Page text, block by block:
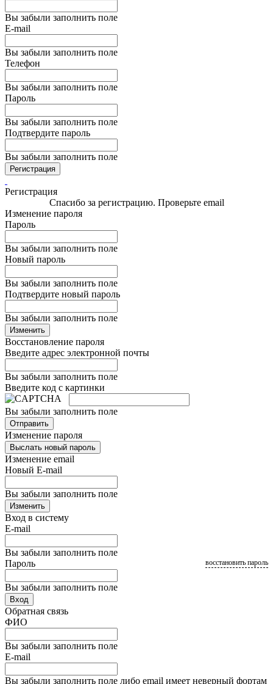
Вы забыли заполнить поле
E-mail
Вы забыли заполнить поле
Телефон
Вы забыли заполнить поле
Пароль
Вы забыли заполнить поле
Подтвердите пароль
Вы забыли заполнить поле
Регистрация
Регистрация
Спасибо за регистрацию. Проверьте email
Изменение пароля
Пароль
Вы забыли заполнить поле
Новый пароль
Вы забыли заполнить поле
Подтвердите новый пароль
Вы забыли заполнить поле
Изменить
Восстановление пароля
Введите адрес электронной почты
Вы забыли заполнить поле
Введите код с картинки
Вы забыли заполнить поле
Отправить
Изменение пароля
Выслать новый пароль
Изменение email
Новый E-mail
Вы забыли заполнить поле
Изменить
Вход в систему
E-mail
Вы забыли заполнить поле
Пароль
Вы забыли заполнить поле
восстановить пароль
Вход
Обратная связь
ФИО
Вы забыли заполнить поле
E-mail
Вы забыли заполнить поле либо email имеет неверный фортам